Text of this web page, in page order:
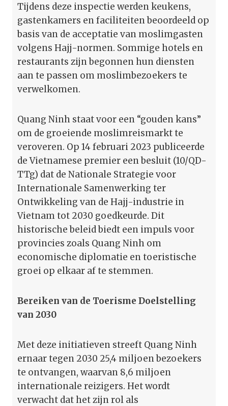
Tijdens deze inspectie werden keukens,
gastenkamers en faciliteiten beoordeeld op
basis van de acceptatie van moslimgasten
volgens Hajj-normen. Sommige hotels en
restaurants zijn begonnen hun diensten
aan te passen om moslimbezoekers te
verwelkomen.
Quang Ninh staat voor een “gouden kans”
om de groeiende moslimreismarkt te
veroveren. Op 14 februari 2023 publiceerde
de Vietnamese premier een besluit (10/QD-
TTg) dat de Nationale Strategie voor
Internationale Samenwerking ter
Ontwikkeling van de Hajj-industrie in
Vietnam tot 2030 goedkeurde. Dit
historische beleid biedt een impuls voor
provincies zoals Quang Ninh om
economische diplomatie en toeristische
groei op elkaar af te stemmen.
Bereiken van de Toerisme Doelstelling
van 2030
Met deze initiatieven streeft Quang Ninh
ernaar tegen 2030 25,4 miljoen bezoekers
te ontvangen, waarvan 8,6 miljoen
internationale reizigers. Het wordt
verwacht dat het zijn rol als